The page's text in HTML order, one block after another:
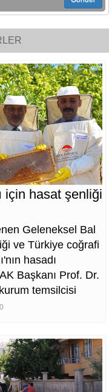
için hasat şenliği
Geleneksel Bal
ve Türkiye coğrafi
hasadı
Başkanı Prof. Dr.
temsilcisi
0